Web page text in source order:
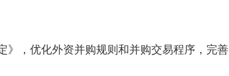
》，优化外资并购规则和并购交易程序，完善